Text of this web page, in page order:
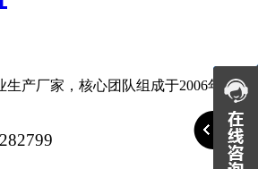
产厂家，核心团队组成于2006年，专